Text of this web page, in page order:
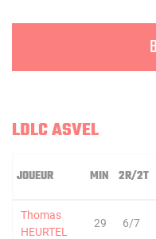
LDLC ASVEL
JOUEUR MIN 2R/2T
Thomas
HEURTEL
29 6/7